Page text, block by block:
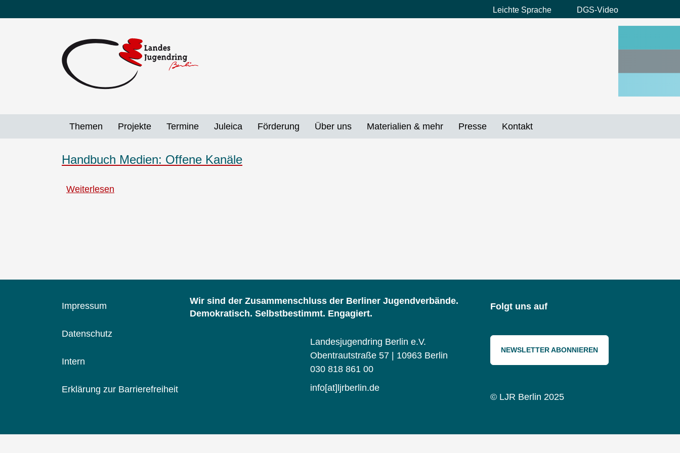
zum
Preheader
Leichte Sprache DGS-Video
Themen Projekte Termine Juleica Förderung Über uns Materialien & mehr Presse Kontakt
Handbuch Medien: Offene Kanäle
Weiterlesen
Impressum
Datenschutz
Intern
Erklärung zur Barrierefreiheit
Wir sind der Zusammenschluss der Berliner Jugendverbände.
Demokratisch. Selbstbestimmt. Engagiert.
Landesjugendring Berlin e.V.
Obentrautstraße 57 | 10963 Berlin
030 818 861 00
info[at]ljrberlin.de
Folgt uns auf
NEWSLETTER ABONNIEREN
© LJR Berlin 2025